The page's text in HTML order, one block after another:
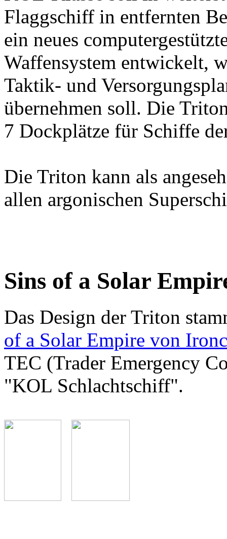
Flaggschiff in entfernten
ein neues
Waffensystem entwickelt,
Taktik- und
übernehmen soll. Die
7 Dockplätze für Schiffe
Die Triton kann als
allen argonischen
Sins of a Solar
Das Design der Triton
of a Solar Empire von
TEC (Trader Emergency
"KOL Schlachtschiff".